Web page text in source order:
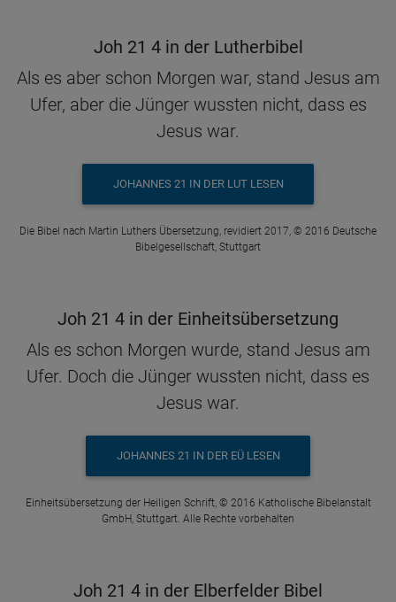
Joh 21 4 in der Lutherbibel
Als es aber schon Morgen war, stand Jesus am
Ufer, aber die Jünger wussten nicht, dass es
Jesus war.
JOHANNES 21 IN DER LUT LESEN
Die Bibel nach Martin Luthers Übersetzung, revidiert 2017, © 2016 Deutsche
Bibelgesellschaft, Stuttgart
Joh 21 4 in der Einheitsübersetzung
Als es schon Morgen wurde, stand Jesus am
Ufer. Doch die Jünger wussten nicht, dass es
Jesus war.
JOHANNES 21 IN DER EÜ LESEN
Einheitsübersetzung der Heiligen Schrift, © 2016 Katholische Bibelanstalt
GmbH, Stuttgart. Alle Rechte vorbehalten
Joh 21 4 in der Elberfelder Bibel